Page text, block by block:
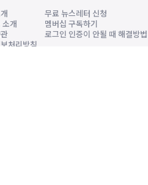
소개
처리방침
무료 뉴스레터 신청
멤버십 구독하기
로그인 인증이 안될 때 해결방법